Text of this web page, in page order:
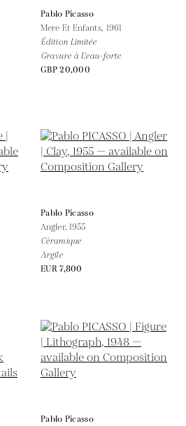
Pablo Picasso
Mere Et Enfants, 1961
Édition Limitée
Gravure à L'eau-forte
GBP 20,000
Pablo Picasso
Angler, 1955
Céramique
Argile
EUR 7,800
Pablo Picasso